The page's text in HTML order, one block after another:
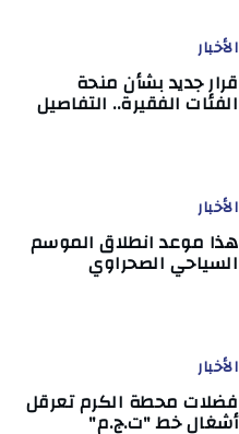
الأخبار
قرار جديد بشأن منحة
الفئات الفقيرة.. التفاصيل
الأخبار
هذا موعد انطلاق الموسم
السياحي الصحراوي
الأخبار
فضلات محطة الكرم تعرقل
أشغال خط "ت.ج.م"